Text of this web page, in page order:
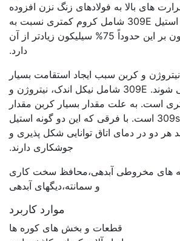
های بالا به فولادهای زنگ نزن افزوده
می شود. ورق استیل 309E شامل کروم کمتری نسبت به
309s است ولی افزون بر این حدوداً 75% سیلیکون زیادتر از آن
دارد.
و کربن سبب ایجاد استقامت بسیار
در مقابل خزش می شوند. 309E شامل نیکل اندک، نیتروژن و
است. به علت مقدار بسیار کربن مقدار
کشیدگی آن کمتر از 309s است. با فرقی که این دو گونه استیل
هر دو در دمای اتاق توانایی شکل پذیری و
جوشکاری دارند.
های مخروطی آبدهی،محافظ سخت کاری
و سمانته،دیگهای آبدهی
موارد کاربرد
قطعات و بخش های کوره ها